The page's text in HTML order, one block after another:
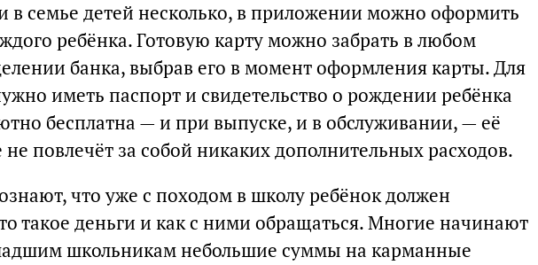
в семье детей несколько, в приложении можно оформить
ребёнка. Готовую карту можно забрать в любом
банка, выбрав его в момент оформления карты. Для
иметь паспорт и свидетельство о рождении ребёнка
бесплатна — и при выпуске, и в обслуживании, — её
повлечёт за собой никаких дополнительных расходов.
что уже с походом в школу ребёнок должен
такое деньги и как с ними обращаться. Многие начинают
школьникам небольшие суммы на карманные